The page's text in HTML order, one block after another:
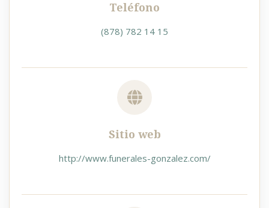
Teléfono
(878) 782 14 15
Sitio web
http://www.funerales-gonzalez.com/